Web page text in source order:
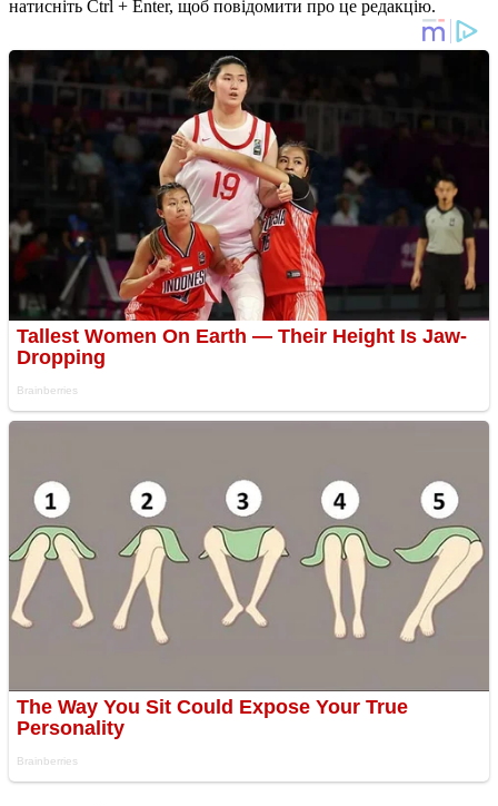
натисніть Ctrl + Enter, щоб повідомити про це редакцію.